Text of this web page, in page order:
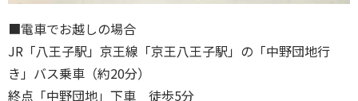
■電車でお越しの場合
JR「八王子駅」京王線「京王八王子駅」の「中野団地行
き」バス乗車（約20分）
終点「中野団地」下車 徒歩5分